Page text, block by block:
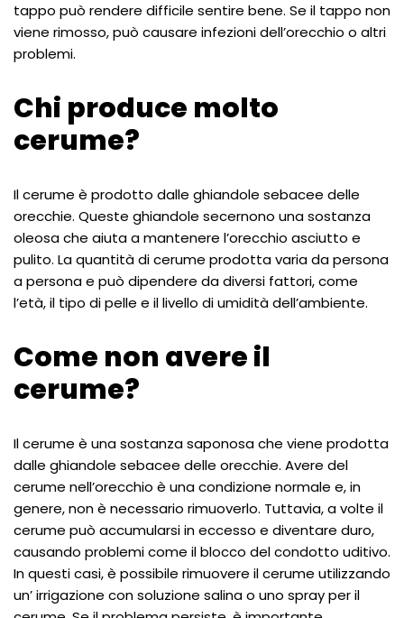
tappo può rendere difficile sentire bene. Se il tappo non
viene rimosso, può causare infezioni dell’orecchio o altri
problemi.
Chi produce molto
cerume?
Il cerume è prodotto dalle ghiandole sebacee delle
orecchie. Queste ghiandole secernono una sostanza
oleosa che aiuta a mantenere l’orecchio asciutto e
pulito. La quantità di cerume prodotta varia da persona
a persona e può dipendere da diversi fattori, come
l’età, il tipo di pelle e il livello di umidità dell’ambiente.
Come non avere il
cerume?
Il cerume è una sostanza saponosa che viene prodotta
dalle ghiandole sebacee delle orecchie. Avere del
cerume nell’orecchio è una condizione normale e, in
genere, non è necessario rimuoverlo. Tuttavia, a volte il
cerume può accumularsi in eccesso e diventare duro,
causando problemi come il blocco del condotto uditivo.
In questi casi, è possibile rimuovere il cerume utilizzando
un’ irrigazione con soluzione salina o uno spray per il